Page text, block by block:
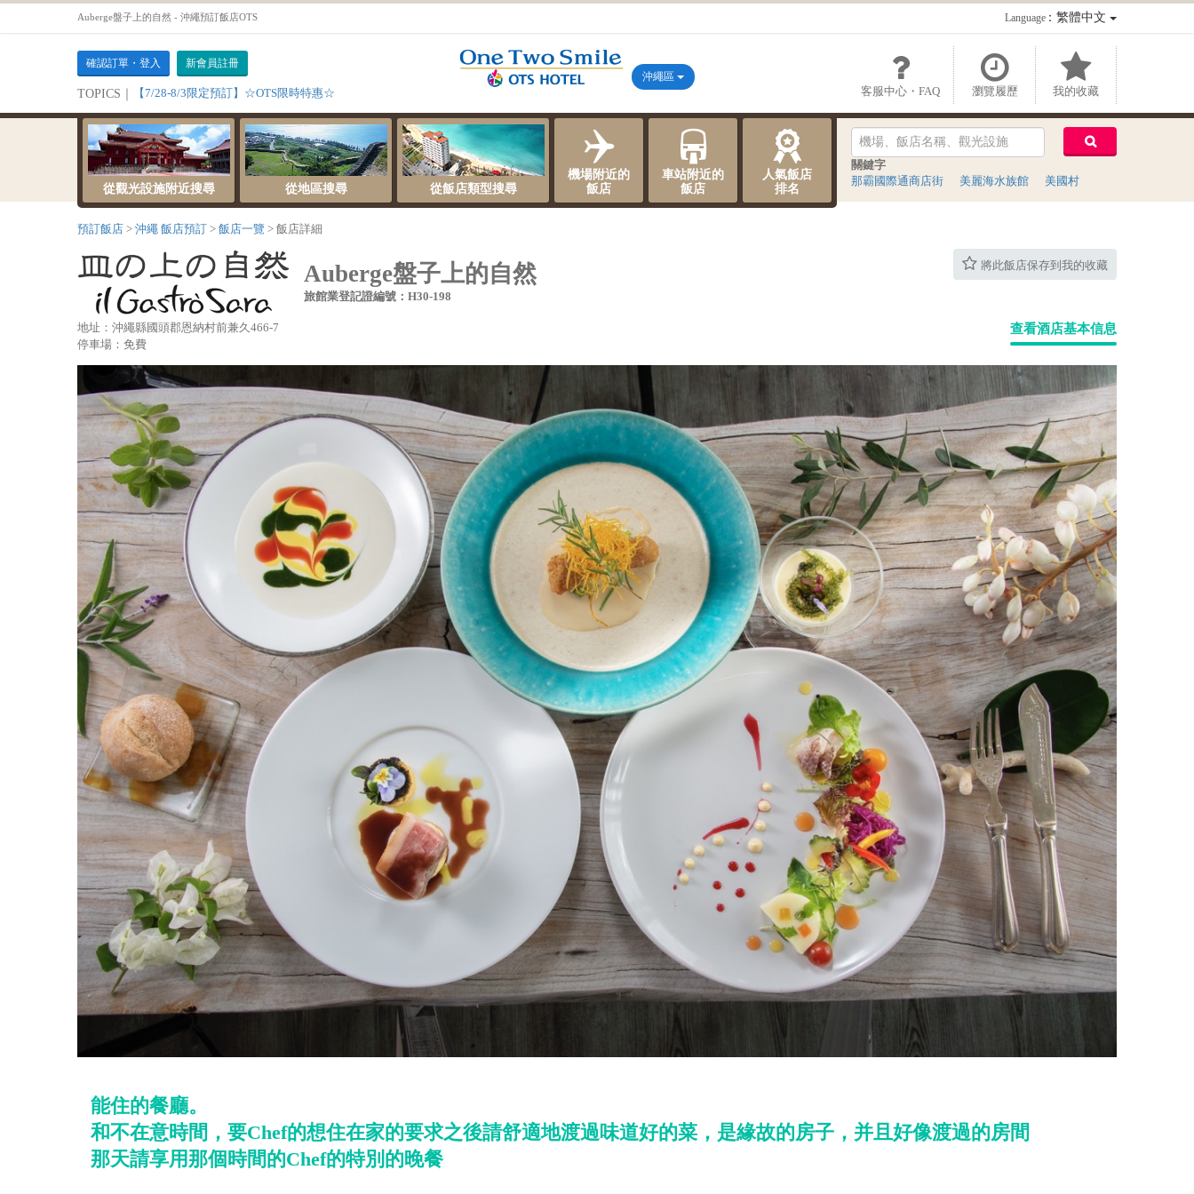
Auberge盤子上的自然 - 沖繩預訂飯店OTS Language：繁體中文
確認訂單・登入 新會員註冊
TOPICS｜ 【7/28-8/3限定預訂】☆OTS限時特惠☆ 客服中心・FAQ 瀏覽履歷 我的收藏
沖繩區
從觀光設施附近搜尋 從地區搜尋 從飯店類型搜尋
機場附近的
飯店
車站附近的
飯店
人氣飯店
排名
關鍵字
那霸國際通商店街
美麗海水族館 美國村
預訂飯店 沖繩 飯店預訂 飯店一覽 飯店詳細
將此飯店保存到我的收藏
Auberge盤子上的自然
旅館業登記證編號：H30-198
地址：沖繩縣國頭郡恩納村前兼久466-7
停車場：免費
查看酒店基本信息
能住的餐廳。
和不在意時間，要Chef的想住在家的要求之後請舒適地渡過味道好的菜，是緣故的房子，并且好像渡過的房間
那天請享用那個時間的Chef的特別的晚餐